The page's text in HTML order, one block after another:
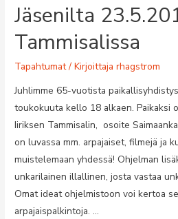
Jäsenilta
Tammisalissa
Tapahtumat/ Kirjoittajarhagstrom
Juhlimme 65-vuotista
toukokuuta kello 18 alkaen. Paikaksi
Iiriksen Tammisalin, osoite
on luvassa mm. arpajaiset, filmejä ja
muistelemaan yhdessä! Ohjelman
unkarilainen illallinen, josta vastaa
Omat ideat ohjelmistoon voi kertoa
arpajaispalkintoja. …